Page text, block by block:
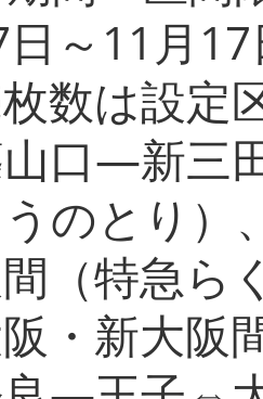
～11月
数は設定
山口―新三
うのとり
（特急
・新大阪